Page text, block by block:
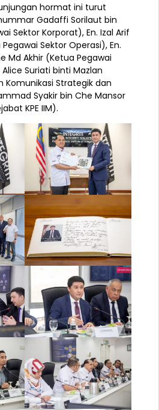
hormat ini turut
Gadaffi Sorilaut bin
Sektor Korporat), En. Izal Arif
Sektor Operasi), En.
Md Akhir (Ketua Pegawai
Suriati binti Mazlan
Komunikasi Strategik dan
Syakir bin Che Mansor
KPE IIM).